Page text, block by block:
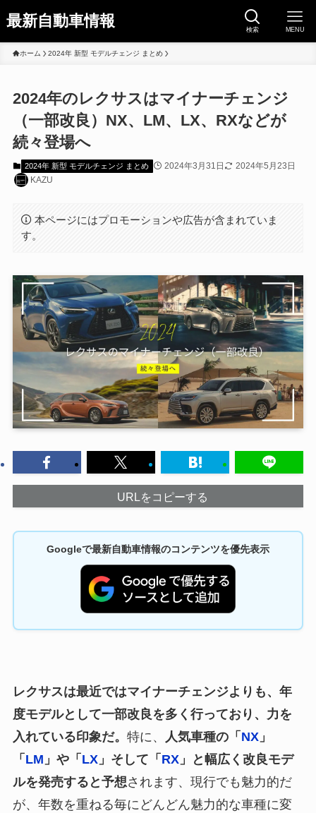
最新自動車情報 検索 MENU
ホーム 2024年 新型 モデルチェンジ まとめ
2024年のレクサスはマイナーチェンジ
（一部改良）NX、LM、LX、RXなどが
続々登場へ
2024年 新型 モデルチェンジ まとめ 2024年3月31日
2024年5月23日
KAZU
本ページにはプロモーションや広告が含まれていま
す。
URLをコピーする
Googleで最新自動車情報のコンテンツを優先表示
レクサスは最近ではマイナーチェンジよりも、年
度モデルとして一部改良を多く行っており、力を
入れている印象だ。 特に、 人気車種の「 NX」
「 LM 」や「 LX」そして「 RX」と幅広く改良モデ
ルを発売すると予想されます、現行でも魅力的だ
が、年数を重ねる毎にどんどん魅力的な車種に変